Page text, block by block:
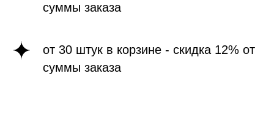
суммы заказа
от 30 штук в корзине - скидка 12% от
суммы заказа